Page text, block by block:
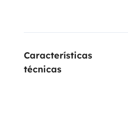
Características
técnicas